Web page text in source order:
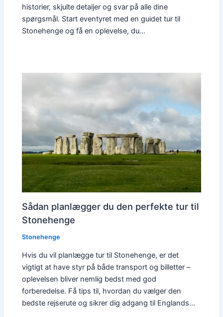
historier, skjulte detaljer og svar på alle dine
spørgsmål. Start eventyret med en guidet tur til
Stonehenge og få en oplevelse, du…
Sådan planlægger du den perfekte tur til
Stonehenge
Stonehenge
Hvis du vil planlægge tur til Stonehenge, er det
vigtigt at have styr på både transport og billetter –
oplevelsen bliver nemlig bedst med god
forberedelse. Få tips til, hvordan du vælger den
bedste rejserute og sikrer dig adgang til Englands…